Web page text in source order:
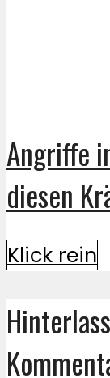
Angriffe
diesen
Klick rein